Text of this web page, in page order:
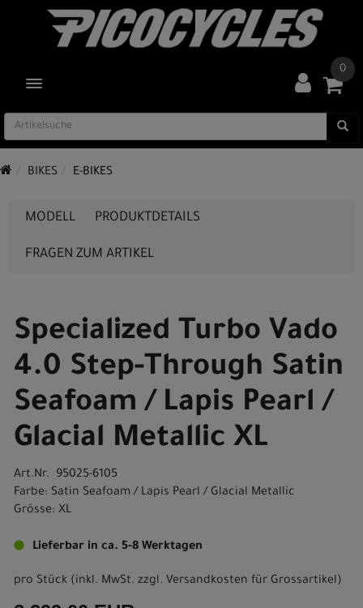
TOGGLE NAVIGATION
0
BIKES E-BIKES
MODELL PRODUKTDETAILS
FRAGEN ZUM ARTIKEL
Specialized Turbo Vado
4.0 Step-Through Satin
Seafoam / Lapis Pearl /
Glacial Metallic XL
Art.Nr. 95025-6105
Farbe: Satin Seafoam / Lapis Pearl / Glacial Metallic
Grösse: XL
Lieferbar in ca. 5-8 Werktagen
pro Stück (inkl. MwSt. zzgl. Versandkosten für Grossartikel)